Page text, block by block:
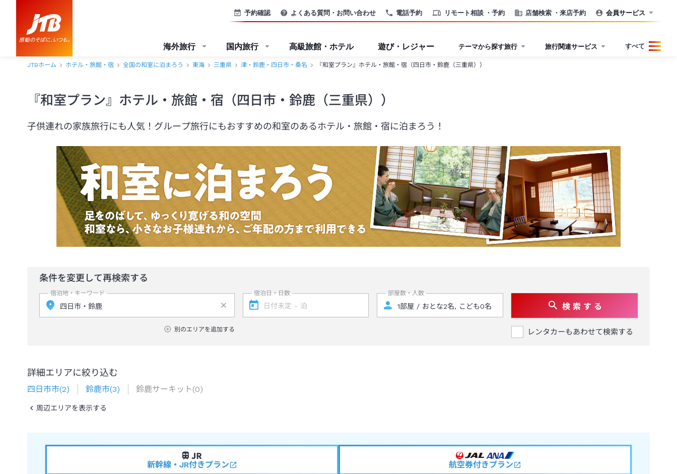
電話予約 リモート相談 ・予約 店舗検索 ・来店予約
予約確認 よくある質問・お問い合わせ 会員サービス
海外旅行 国内旅行 高級旅館・ホテル 遊び・レジャー テーマから探す旅行 旅行関連サービス すべて
JTBホーム ホテル・旅館・宿 全国の和室に泊まろう 東海 三重県 津・鈴鹿・四日市・桑名 『和室プラン』ホテル・旅館・宿（四日市・鈴鹿（三重県））
『和室プラン』ホテル・旅館・宿（四日市・鈴鹿（三重県））
子供連れの家族旅行にも人気！グループ旅行にもおすすめの和室のあるホテル・旅館・宿に泊まろう！
条件を変更して再検索する
宿泊地・キーワード
別のエリアを追加する
宿泊日・日数 部屋数・人数
検 索 す る
レンタカーもあわせて検索する
詳細エリアに絞り込む
四日市市(2) 鈴鹿市(3) 鈴鹿サーキット(0)
周辺エリアを表示する
新幹線・JR付きプラン 航空券付きプラン